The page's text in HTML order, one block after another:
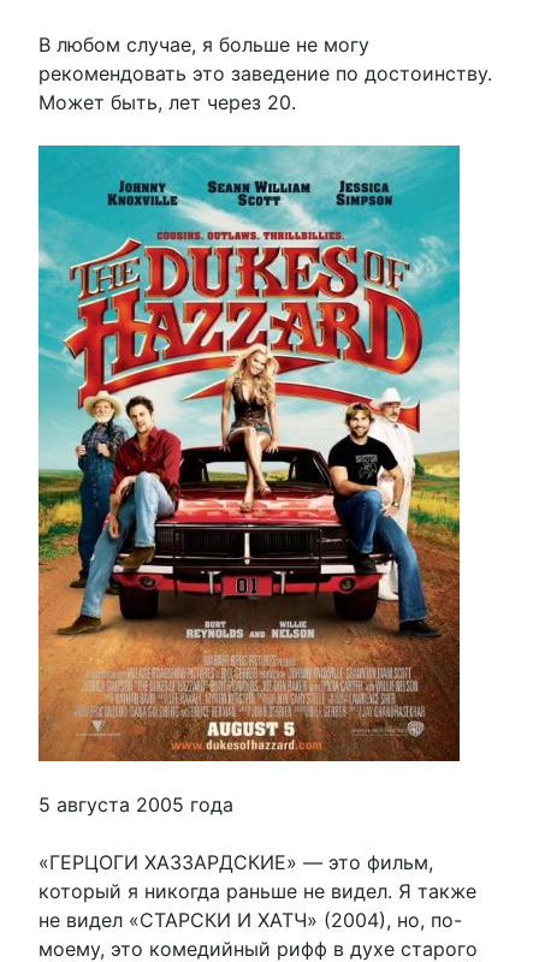
В любом случае, я больше не могу
рекомендовать это заведение по достоинству.
Может быть, лет через 20.
5 августа 2005 года
«ГЕРЦОГИ ХАЗЗАРДСКИЕ» — это фильм,
который я никогда раньше не видел. Я также
не видел «СТАРСКИ И ХАТЧ» (2004), но, по-
моему, это комедийный рифф в духе старого